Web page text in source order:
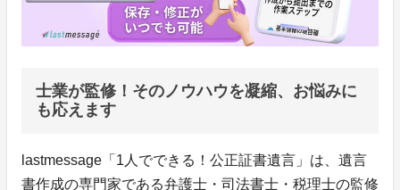
士業が監修！そのノウハウを凝縮、お悩みに
も応えます
lastmessage「1人でできる！公正証書遺言」は、遺言
書作成の専門家である弁護士・司法書士・税理士の監修